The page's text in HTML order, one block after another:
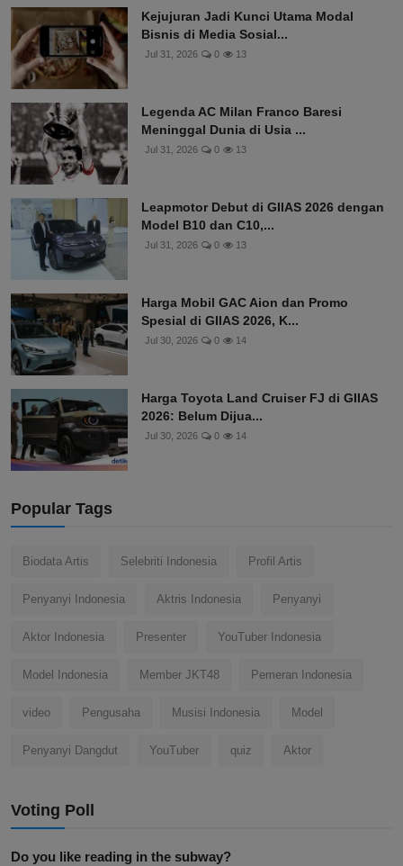
Kejujuran Jadi Kunci Utama Modal
Bisnis di Media Sosial...
Jul 31, 2026 0 13
Legenda AC Milan Franco Baresi
Meninggal Dunia di Usia ...
Jul 31, 2026 0 13
Leapmotor Debut di GIIAS 2026 dengan
Model B10 dan C10,...
Jul 31, 2026 0 13
Harga Mobil GAC Aion dan Promo
Spesial di GIIAS 2026, K...
Jul 30, 2026 0 14
Harga Toyota Land Cruiser FJ di GIIAS
2026: Belum Dijua...
Jul 30, 2026 0 14
Popular Tags
Biodata Artis Selebriti Indonesia Profil Artis
Penyanyi Indonesia Aktris Indonesia Penyanyi
Aktor Indonesia Presenter YouTuber Indonesia
Model Indonesia Member JKT48 Pemeran Indonesia
video Pengusaha Musisi Indonesia Model
Penyanyi Dangdut YouTuber quiz Aktor
Voting Poll
Do you like reading in the subway?